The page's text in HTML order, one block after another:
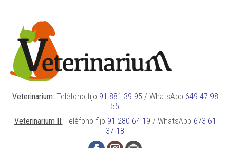
Veterinarium: Teléfono fijo 91 881 39 95 / WhatsApp 649 47 98
55
Veterinarium II: Teléfono fijo 91 280 64 19 / WhatsApp 673 61
37 18